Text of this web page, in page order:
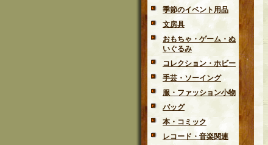
季節のイベント用品
文房具
おもちゃ・ゲーム・ぬ
いぐるみ
コレクション・ホビー
手芸・ソーイング
服・ファッション小物
バッグ
本・コミック
レコード・音楽関連